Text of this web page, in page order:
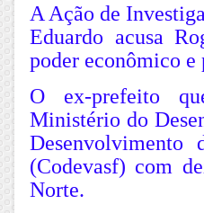
A Ação de
Eduardo acusa
poder econômico
O ex-prefeito
Ministério do
Desenvolvimento
(Codevasf) com
Norte.